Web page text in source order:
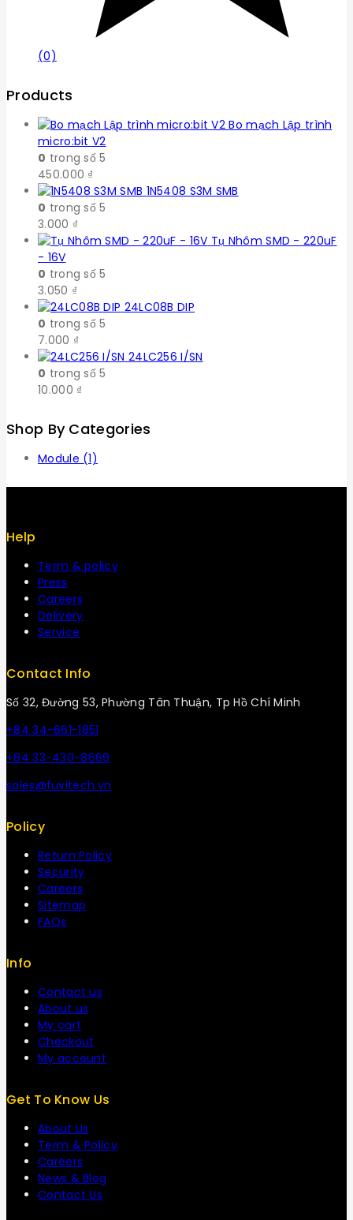
(0)
Products
Bo mạch Lập trình
micro:bit V2
0 trong số 5
450.000 ₫
1N5408 S3M SMB
0 trong số 5
3.000 ₫
Tụ Nhôm SMD - 220uF
- 16V
0 trong số 5
3.050 ₫
24LC08B DIP
0 trong số 5
7.000 ₫
24LC256 I/SN
0 trong số 5
10.000 ₫
Shop By Categories
Module (1)
Help
Term & policy
Press
Careers
Delivery
Service
Contact Info
Số 32, Đường 53, Phường Tân Thuận, Tp Hồ Chí Minh
+84 34-661-1851
+84 33-430-8669
sales@fuvitech.vn
Policy
Return Policy
Security
Careers
Sitemap
FAQs
Info
Contact us
About us
My cart
Checkout
My account
Get To Know Us
About Us
Term & Policy
Careers
News & Blog
Contact Us